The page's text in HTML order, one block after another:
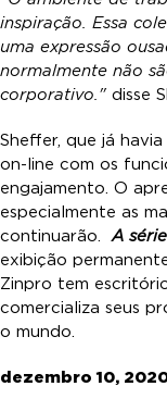
inspiração. Essa
uma expressão
normalmente não
corporativo." disse
Sheffer, que já
on-line com os
engajamento. O
especialmente as
continuarão.A
exibição
Zinpro tem
comercializa seus
o mundo.
dezembro 10,